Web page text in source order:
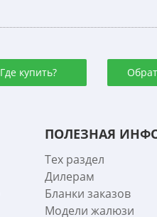
Где купить?
ПОЛЕЗНАЯ
Тех раздел
Дилерам
Бланки заказов
Модели жалюзи